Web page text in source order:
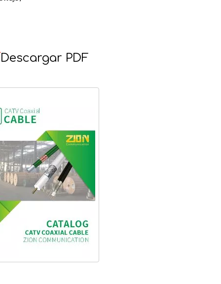
Descargar PDF